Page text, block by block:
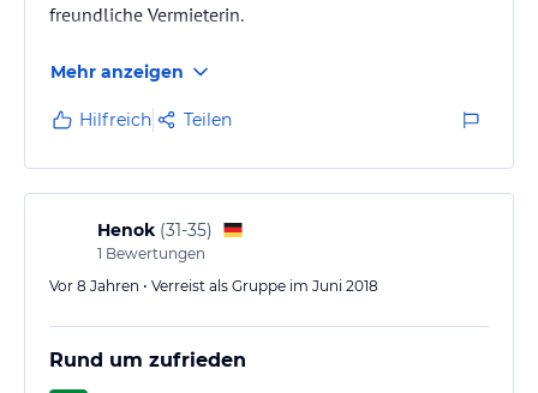
freundliche Vermieterin.
Mehr anzeigen
Hilfreich Teilen
Henok (31-35)
1 Bewertungen
Vor 8 Jahren • Verreist als Gruppe im Juni 2018
Rund um zufrieden